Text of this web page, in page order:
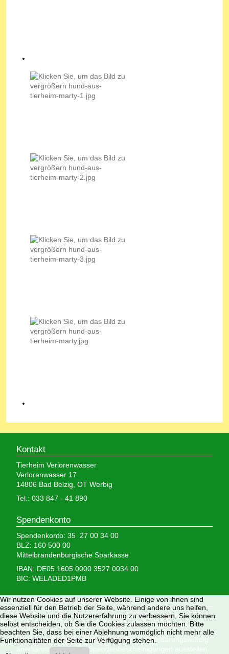
Kontakt
Tierheim Verlorenwasser
Verlorenwasser 17
14806 Bad Belzig, OT Werbig
Tel.: 033 847 - 41 890
Spendenkonto
Spendenkonto: 35 27 00 34 00
BLZ: 160 500 00
Mittelbrandenburgische Sparkasse
IBAN: DE05 1605 0000 3527 0034 00
BIC: WELADED1PMB
Wir brauchen Ihre Hilfe,
denn wir erhalten keinerlei staatliche Hilfe, sondern
finanzieren das Tierheim aus Spenden und Erbschaften.
Wir sind als gemeinnützig und besonders förderungswürdig
anerkannt und dürfen Spendenbescheinigungen ausstellen.
Wir nutzen Cookies auf unserer Website. Einige von ihnen sind
essenziell für den Betrieb der Seite, während andere uns helfen,
diese Website und die Nutzererfahrung zu verbessern. Sie können
selbst entscheiden, ob Sie die Cookies zulassen möchten. Bitte
beachten Sie, dass bei einer Ablehnung womöglich nicht mehr alle
Funktionalitäten der Seite zur Verfügung stehen.